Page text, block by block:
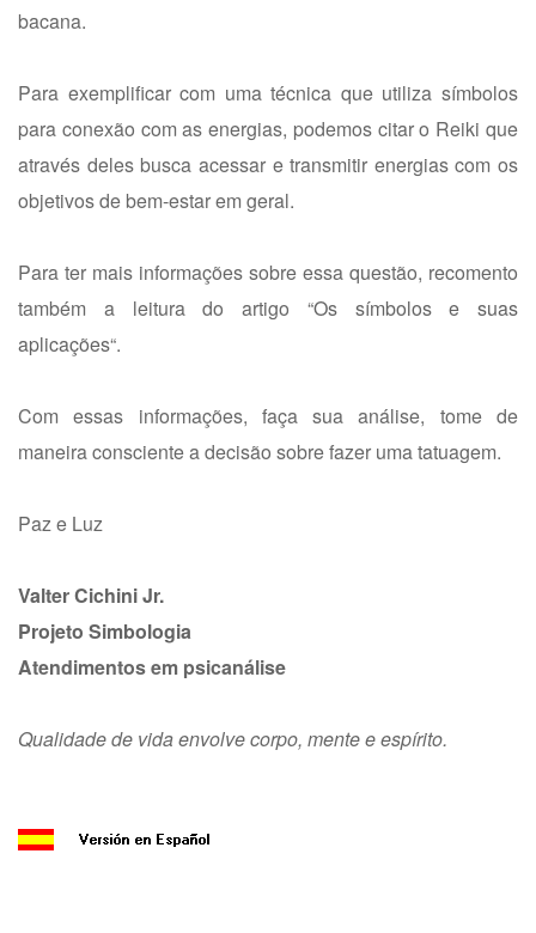
bacana.
Para exemplificar com uma técnica que utiliza símbolos
para conexão com as energias, podemos citar o Reiki que
através deles busca acessar e transmitir energias com os
objetivos de bem-estar em geral.
Para ter mais informações sobre essa questão, recomento
também a leitura do artigo “Os símbolos e suas
aplicações“.
Com essas informações, faça sua análise, tome de
maneira consciente a decisão sobre fazer uma tatuagem.
Paz e Luz
Valter Cichini Jr.
Projeto Simbologia
Atendimentos em psicanálise
Qualidade de vida envolve corpo, mente e espírito.